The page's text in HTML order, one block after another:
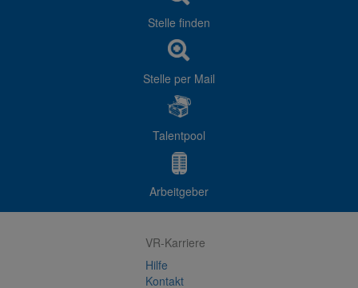
Stelle finden
Stelle per Mail
Talentpool
Arbeitgeber
VR-Karriere
Hilfe
Kontakt